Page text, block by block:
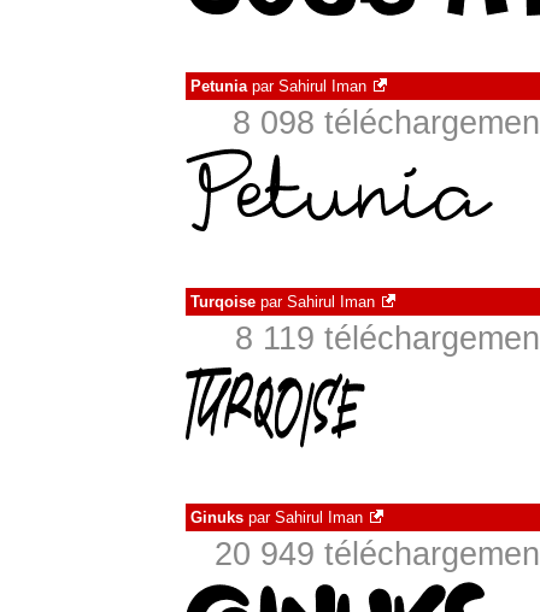
Petuniapar Sahirul Iman
8 098
Turqoise par Sahirul Iman
8 119
Ginuks par Sahirul Iman
20 949